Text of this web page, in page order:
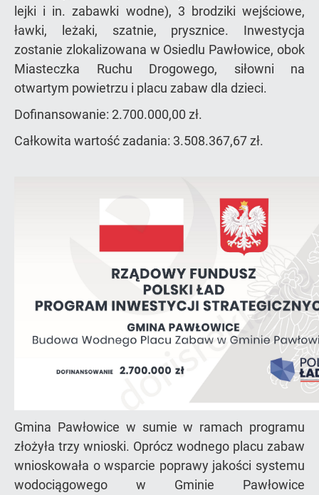
lejki i in. zabawki wodne), 3 brodziki wejściowe,
ławki, leżaki, szatnie, prysznice. Inwestycja
zostanie zlokalizowana w Osiedlu Pawłowice, obok
Miasteczka Ruchu Drogowego, siłowni na
otwartym powietrzu i placu zabaw dla dzieci.
Dofinansowanie: 2.700.000,00 zł.
Całkowita wartość zadania: 3.508.367,67 zł.
Gmina Pawłowice w sumie w ramach programu
złożyła trzy wnioski. Oprócz wodnego placu zabaw
wnioskowała o wsparcie poprawy jakości systemu
wodociągowego w Gminie Pawłowice